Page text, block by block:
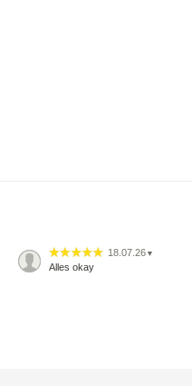
18.07.26 ▼
Alles okay